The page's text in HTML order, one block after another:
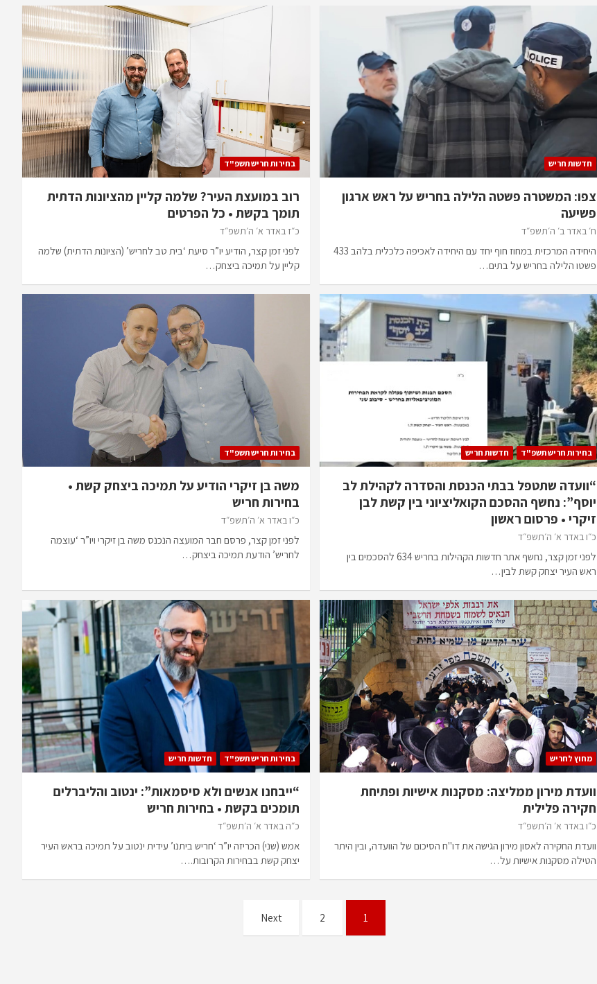
חדשות חריש
צפו: המשטרה פשטה הלילה בחריש על ראש ארגון
פשיעה
ח׳ באדר ב׳ ה׳תשפ״ד
היחידה המרכזית במחוז חוף יחד עם היחידה לאכיפה כלכלית בלהב 433
פשטו הלילה בחריש על בתים…
בחירות חריש תשפ"ד
רוב במועצת העיר? שלמה קליין מהציונות הדתית
תומך בקשת • כל הפרטים
כ״ז באדר א׳ ה׳תשפ״ד
לפני זמן קצר, הודיע יו”ר סיעת ‘בית טב לחריש’ (הציונות הדתית) שלמה
קליין על תמיכה ביצחק…
בחירות חריש תשפ"ד חדשות חריש
“וועדה שתטפל בבתי הכנסת והסדרה לקהילת לב
יוסף”: נחשף ההסכם הקואליציוני בין קשת לבן
זיקרי • פרסום ראשון
כ״ו באדר א׳ ה׳תשפ״ד
לפני זמן קצר, נחשף אתר חדשות הקהילות בחריש 634 להסכמים בין
ראש העיר יצחק קשת לבין…
בחירות חריש תשפ"ד
משה בן זיקרי הודיע על תמיכה ביצחק קשת •
בחירות חריש
כ״ו באדר א׳ ה׳תשפ״ד
לפני זמן קצר, פרסם חבר המועצה הנכנס משה בן זיקרי ויו”ר ‘עוצמה
לחריש’ הודעת תמיכה ביצחק…
מחוץ לחריש
וועדת מירון ממליצה: מסקנות אישיות ופתיחת
חקירה פלילית
כ״ו באדר א׳ ה׳תשפ״ד
וועדת החקירה לאסון מירון הגישה את דו"ח הסיכום של הוועדה, ובין היתר
הטילה מסקנות אישיות על…
בחירות חריש תשפ"ד חדשות חריש
“ייבחנו אנשים ולא סיסמאות”: ינטוב והליברלים
תומכים בקשת • בחירות חריש
כ״ה באדר א׳ ה׳תשפ״ד
אמש (שני) הכריזה יו”ר ‘חריש ביתנו’ עידית ינטוב על תמיכה בראש העיר
יצחק קשת בבחירות הקרובות.…
1
2
Next